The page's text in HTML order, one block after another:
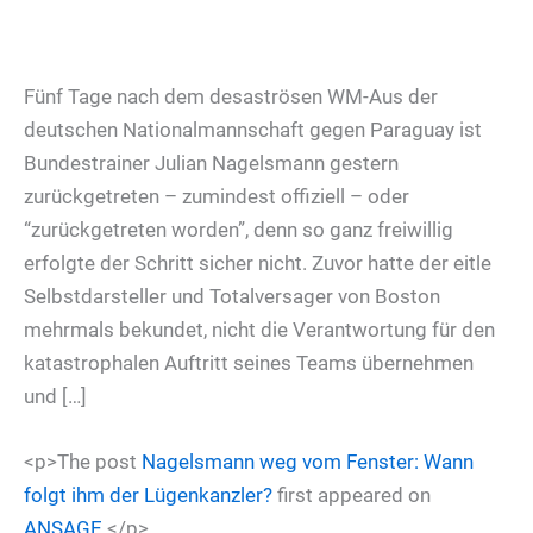
Fünf Tage nach dem desaströsen WM-Aus der
deutschen Nationalmannschaft gegen Paraguay ist
Bundestrainer Julian Nagelsmann gestern
zurückgetreten – zumindest offiziell – oder
“zurückgetreten worden”, denn so ganz freiwillig
erfolgte der Schritt sicher nicht. Zuvor hatte der eitle
Selbstdarsteller und Totalversager von Boston
mehrmals bekundet, nicht die Verantwortung für den
katastrophalen Auftritt seines Teams übernehmen
und […]
<p>The post Nagelsmann weg vom Fenster: Wann
folgt ihm der Lügenkanzler? first appeared on
ANSAGE .</p>